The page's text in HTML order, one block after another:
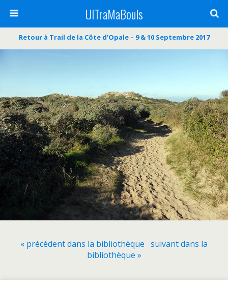
UlTraMaBouls
Retour à Trail de la Côte d’Opale – 9 & 10 Septembre 2017
« précédent dans la bibliothèque suivant dans la
bibliothèque »